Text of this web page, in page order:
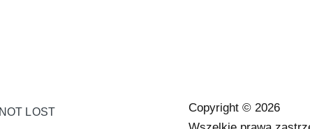
LOST
Copyright © 2026